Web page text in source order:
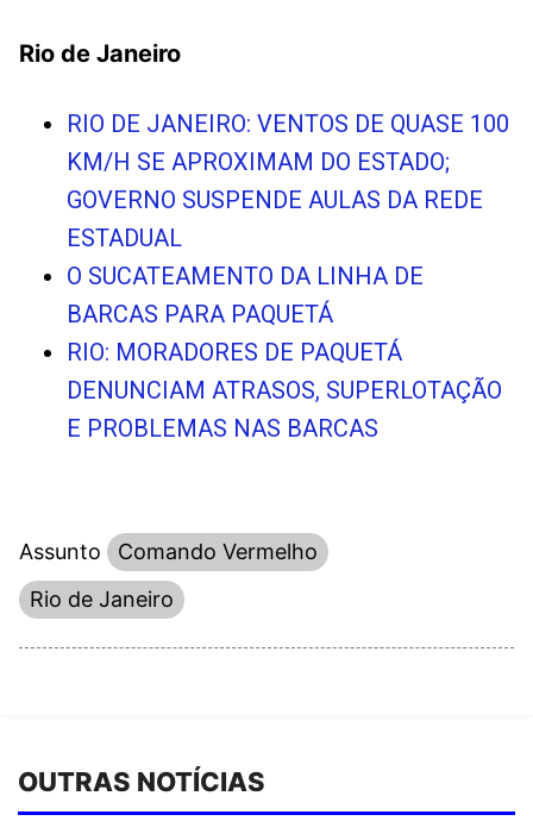
Rio de Janeiro
RIO DE JANEIRO: VENTOS DE QUASE 100
KM/H SE APROXIMAM DO ESTADO;
GOVERNO SUSPENDE AULAS DA REDE
ESTADUAL
O SUCATEAMENTO DA LINHA DE
BARCAS PARA PAQUETÁ
RIO: MORADORES DE PAQUETÁ
DENUNCIAM ATRASOS, SUPERLOTAÇÃO
E PROBLEMAS NAS BARCAS
Assunto
Comando Vermelho
Rio de Janeiro
OUTRAS NOTÍCIAS